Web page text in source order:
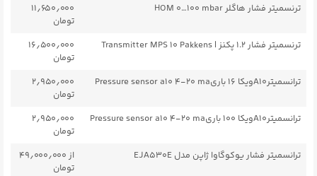
ترنسمیتر فشار هاگلر HOM ۰…۱۰۰ mbar
۱۱٫۶۵۰٫۰۰۰
تومان
ترنسمیتر فشار ۱.۲ پکنز | Transmitter MPS ۱۰ Pakkens
۱۶٫۵۰۰٫۰۰۰
تومان
ترانسمیترA10ویکا ۱۶ باریPressure sensor a10 ۴-۲۰ ma
۲٫۹۵۰٫۰۰۰
تومان
ترانسمیترA10ویکا ۱۰۰ باریPressure sensor a10 ۴-۲۰ ma
۲٫۹۵۰٫۰۰۰
تومان
ترانسمیتر فشار یوکوگاوا ژاپن مدل EJA530E
از ۴۹٫۰۰۰٫۰۰۰
تومان